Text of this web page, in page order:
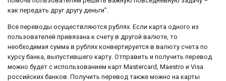
как передать друг другу деньги”.
Все переводы осуществляются рублях. Если карта одного из
пользователей привязана к счету в другой валюте, то
необходимая сумма в рублях конвертируется в валюту счета по
курсу банка, выпустившего карту. Отправить и получить перевод
можно будет с использованием карт Mastercard, Maestro и Visa
российских банков. Получить перевод также можно на карты